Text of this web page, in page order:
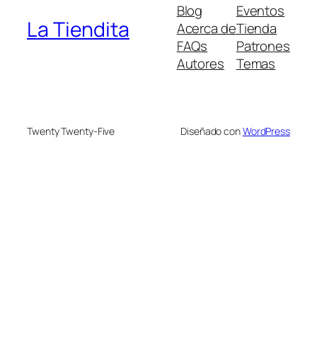
La Tiendita
Blog
Acerca de
FAQs
Autores
Eventos
Tienda
Patrones
Temas
Twenty Twenty-Five Diseñado conWordPress